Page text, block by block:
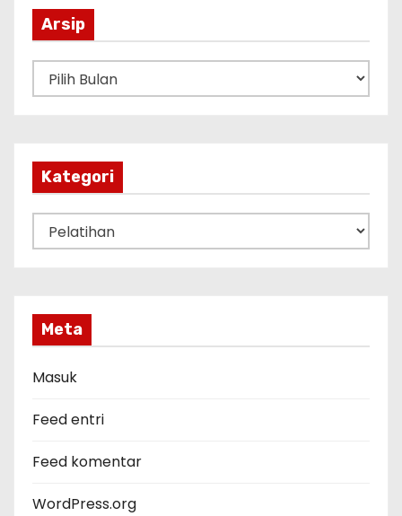
Arsip
r
Kategori
a
o
r
Meta
Masuk
Feed entri
Feed komentar
WordPress.org